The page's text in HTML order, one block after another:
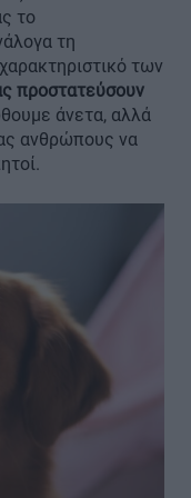
το
τη
των
προστατεύσουν
άνετα, αλλά
ανθρώπους να